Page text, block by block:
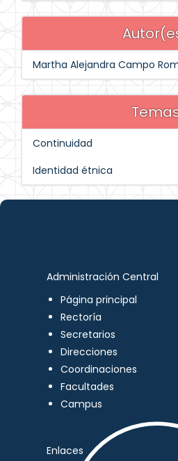
Martha Alejandra Campo
Continuidad
Identidad étnica
Administración Central
Página principal
Rectoría
Secretarios
Direcciones
Coordinaciones
Facultades
Campus
Enlaces